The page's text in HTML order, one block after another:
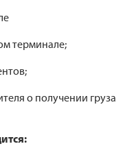
терминале;
о получении груза